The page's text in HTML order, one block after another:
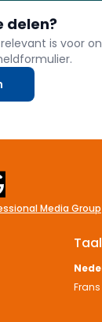
delen?
is voor
Media Group
Taal
Frans